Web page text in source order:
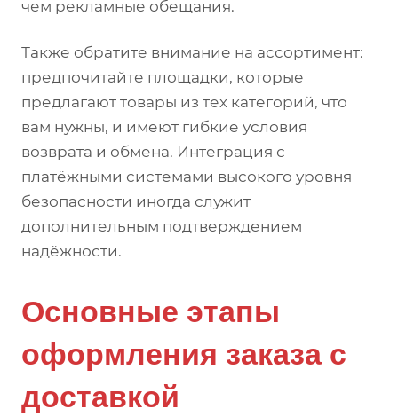
чем рекламные обещания.
Также обратите внимание на ассортимент:
предпочитайте площадки, которые
предлагают товары из тех категорий, что
вам нужны, и имеют гибкие условия
возврата и обмена. Интеграция с
платёжными системами высокого уровня
безопасности иногда служит
дополнительным подтверждением
надёжности.
Основные этапы
оформления заказа с
доставкой